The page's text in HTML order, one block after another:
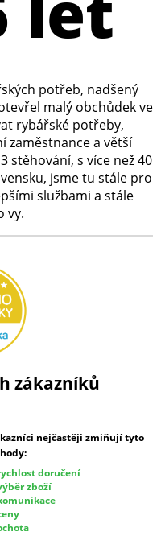
potřeb, nadšený
malý obchůdek ve
rybářské potřeby,
zaměstnance a větší
stěhování, s více než 40
jsme tu stále pro
službami a stále
vy.
zákazníků
nejčastěji zmiňují tyto
doručení
zboží